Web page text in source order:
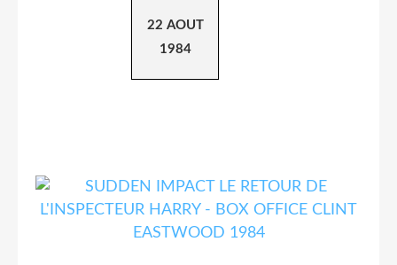
22 AOUT
1984